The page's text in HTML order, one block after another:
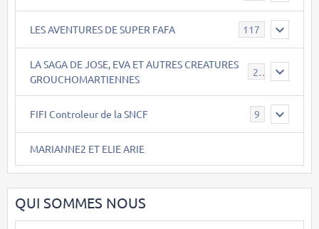
LES AVENTURES DE SUPER FAFA 117
LA SAGA DE JOSE, EVA ET AUTRES CREATURES
GROUCHOMARTIENNES
26
FIFI Controleur de la SNCF 9
MARIANNE2 ET ELIE ARIE
QUI SOMMES NOUS